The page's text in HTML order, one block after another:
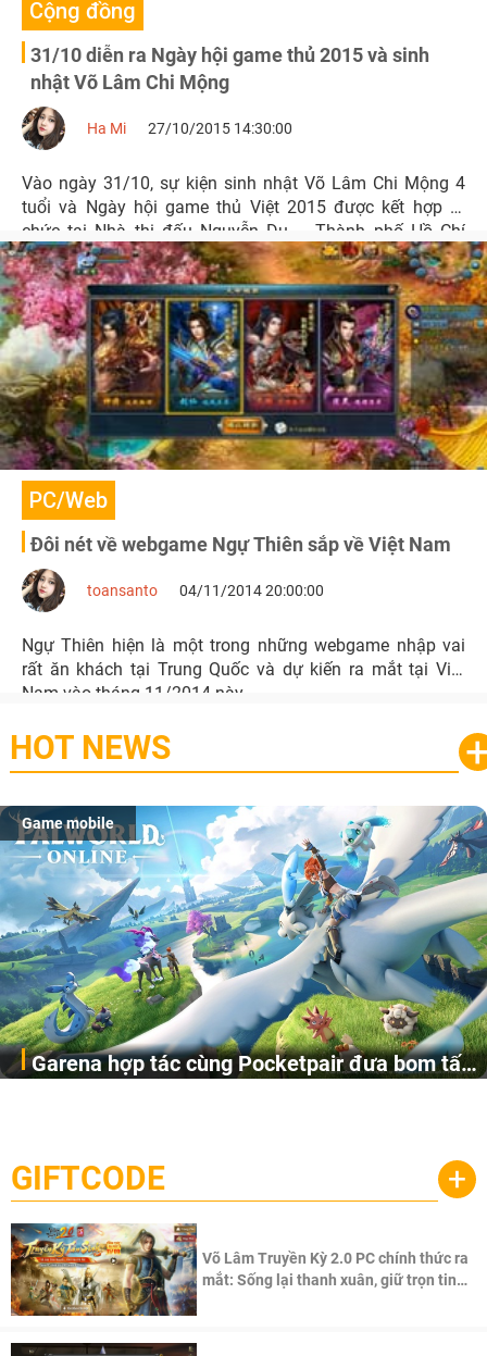
Cộng đồng
31/10 diễn ra Ngày hội game thủ 2015 và sinh
nhật Võ Lâm Chi Mộng
Ha Mi 27/10/2015 14:30:00
Vào ngày 31/10, sự kiện sinh nhật Võ Lâm Chi Mộng 4
tuổi và Ngày hội game thủ Việt 2015 được kết hợp tổ
chức tại Nhà thi đấu Nguyễn Du – Thành phố Hồ Chí
Minh. Dự kiến sẽ có khoảng 10.000 game thủ vào cửa
miễn phí.
PC/Web
Đôi nét về webgame Ngự Thiên sắp về Việt Nam
toansanto 04/11/2014 20:00:00
Ngự Thiên hiện là một trong những webgame nhập vai
rất ăn khách tại Trung Quốc và dự kiến ra mắt tại Việt
Nam vào tháng 11/2014 này.
HOT NEWS
Game mobile
Garena hợp tác cùng Pocketpair đưa bom tấn
cầu, theo giấy phép chính thức từ công ty game Nhật Bản
Pocketpair, Inc.
GIFTCODE +
Võ Lâm Truyền Kỳ 2.0 PC chính thức ra
mắt: Sống lại thanh xuân, giữ trọn tinh